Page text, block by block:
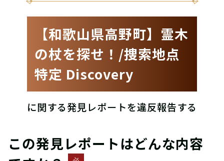
【和歌山県高野町】霊木
の杖を探せ！/捜索地点
特定 Discovery
に関する発見レポートを違反報告する
この発見レポートはどんな内容